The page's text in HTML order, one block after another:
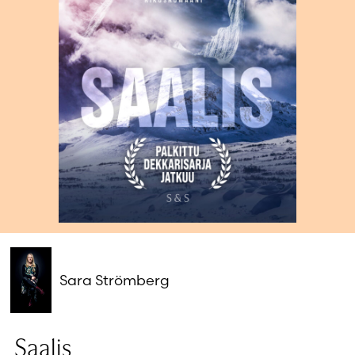
Salasana unohtunut?
Eikö sinulla ole tiliä?
Luo uusi tili
Sara Strömberg
Saalis